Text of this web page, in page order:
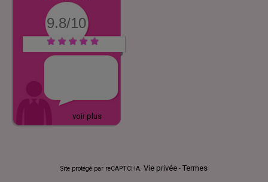
9.8/10
voir plus
Site protégé par reCAPTCHA. Vie privée - Termes